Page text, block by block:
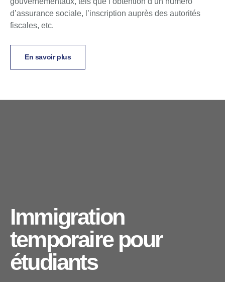
d’assurance sociale, l’inscription auprès des autorités
fiscales, etc.
En savoir plus
Immigration
temporaire pour
étudiants